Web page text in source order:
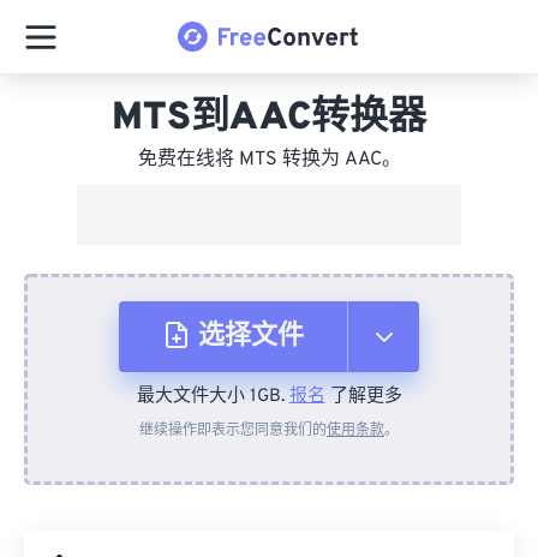
MTS到AAC转换器
免费在线将 MTS 转换为 AAC。
选择文件
从设备
最大文件大小 1GB.报名了解更多
继续操作即表示您同意我们的使用条款。